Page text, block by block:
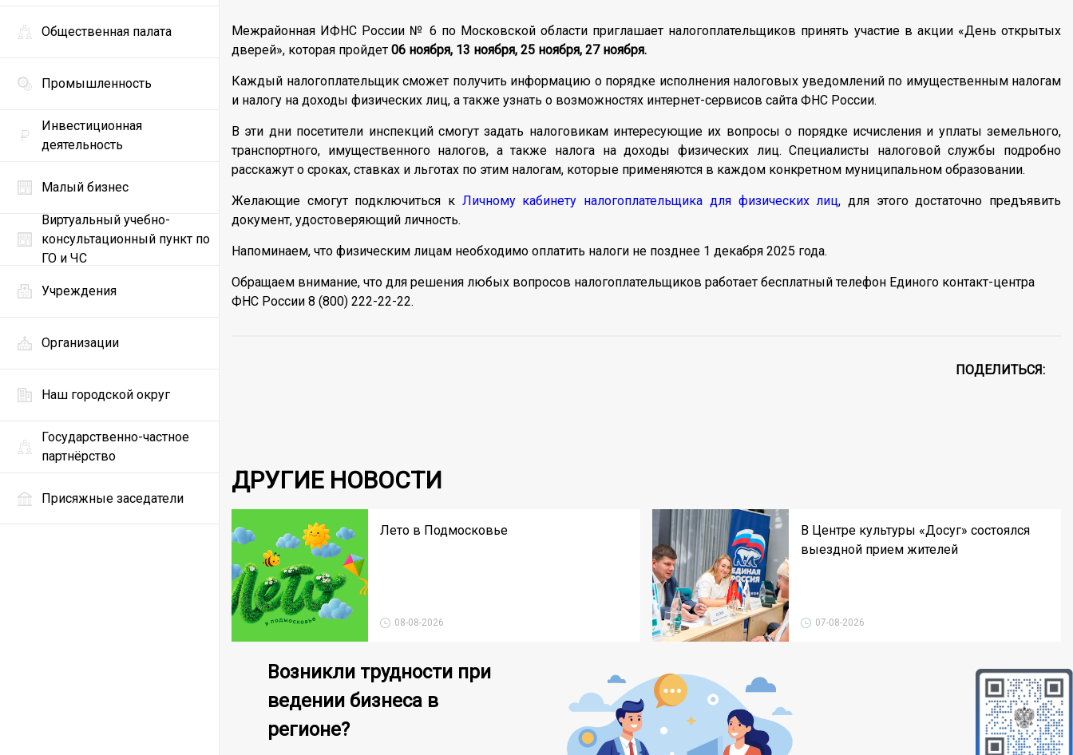
Общественная палата
Промышленность
Инвестиционная
деятельность
Малый бизнес
Виртуальный учебно-
консультационный пункт по
ГО и ЧС
Учреждения
Организации
Наш городской округ
Государственно-частное
партнёрство
Присяжные заседатели
Межрайонная ИФНС России № 6 по Московской области приглашает налогоплательщиков принять участие в акции «День открытых
дверей», которая пройдет 06 ноября, 13 ноября, 25 ноября, 27 ноября.
Каждый налогоплательщик сможет получить информацию о порядке исполнения налоговых уведомлений по имущественным налогам
и налогу на доходы физических лиц, а также узнать о возможностях интернет-сервисов сайта ФНС России.
В эти дни посетители инспекций смогут задать налоговикам интересующие их вопросы о порядке исчисления и уплаты земельного,
транспортного, имущественного налогов, а также налога на доходы физических лиц. Специалисты налоговой службы подробно
расскажут о сроках, ставках и льготах по этим налогам, которые применяются в каждом конкретном муниципальном образовании.
Желающие смогут подключиться к Личному кабинету налогоплательщика для физических лиц, для этого достаточно предъявить
документ, удостоверяющий личность.
Напоминаем, что физическим лицам необходимо оплатить налоги не позднее 1 декабря 2025 года.
Обращаем внимание, что для решения любых вопросов налогоплательщиков работает бесплатный телефон Единого контакт-центра
ФНС России 8 (800) 222-22-22.
ПОДЕЛИТЬСЯ:
ДРУГИЕ НОВОСТИ
Лето в Подмосковье
08-08-2026
В Центре культуры «Досуг» состоялся
выездной прием жителей
07-08-2026
Возникли трудности при
ведении бизнеса в
регионе?